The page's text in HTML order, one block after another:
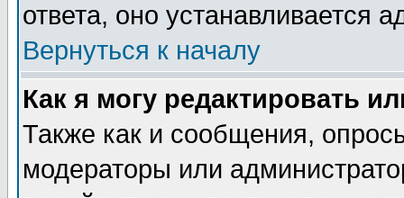
ответа, оно устанавливается
Вернуться к началу
Как я могу редактировать
Также как и сообщения,
модераторы или